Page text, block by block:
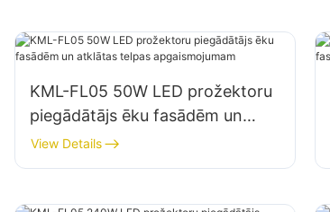
KML-FL05 50W LED prožektoru
piegādātājs ēku fasādēm un
atklātas telpas apgaismojumam
View Details